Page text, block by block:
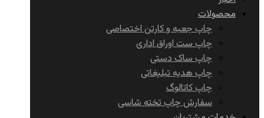
محصولات
چاپ جعبه و کارتن اختصاصی
چاپ ست اوراق اداری
چاپ ساک دستی
چاپ هدیه تبلیغاتی
چاپ کاتالوگ
سفارش چاپ تخته شاسی